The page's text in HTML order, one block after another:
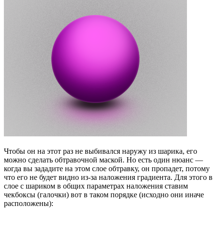
Чтобы он на этот раз не выбивался наружу из шарика, его
можно сделать обтравочной маской. Но есть один нюанс —
когда вы зададите на этом слое обтравку, он пропадет, потому
что его не будет видно из-за наложения градиента. Для этого в
слое с шариком в общих параметрах наложения ставим
чекбоксы (галочки) вот в таком порядке (исходно они иначе
расположены):